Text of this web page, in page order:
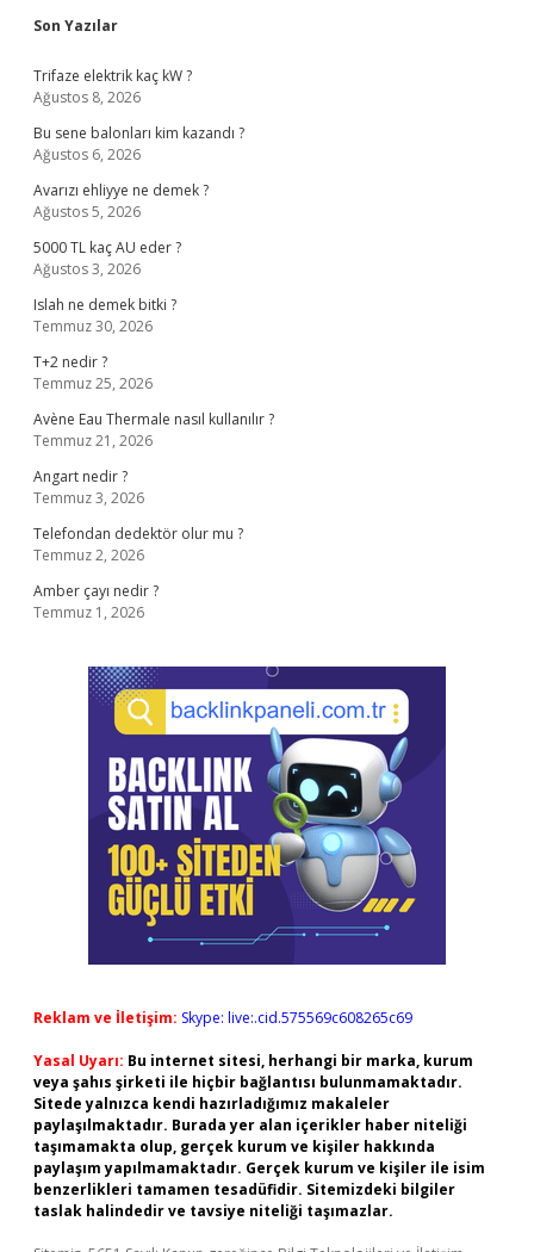
Sidebar
Son Yazılar
Trifaze elektrik kaç kW ?
Ağustos 8, 2026
Bu sene balonları kim kazandı ?
Ağustos 6, 2026
Avarızı ehliyye ne demek ?
Ağustos 5, 2026
5000 TL kaç AU eder ?
Ağustos 3, 2026
Islah ne demek bitki ?
Temmuz 30, 2026
T+2 nedir ?
Temmuz 25, 2026
Avène Eau Thermale nasıl kullanılır ?
Temmuz 21, 2026
Angart nedir ?
Temmuz 3, 2026
Telefondan dedektör olur mu ?
Temmuz 2, 2026
Amber çayı nedir ?
Temmuz 1, 2026
Reklam ve İletişim: Skype: live:.cid.575569c608265c69
Yasal Uyarı: Bu internet sitesi, herhangi bir marka, kurum
veya şahıs şirketi ile hiçbir bağlantısı bulunmamaktadır.
Sitede yalnızca kendi hazırladığımız makaleler
paylaşılmaktadır. Burada yer alan içerikler haber niteliği
taşımamakta olup, gerçek kurum ve kişiler hakkında
paylaşım yapılmamaktadır. Gerçek kurum ve kişiler ile isim
benzerlikleri tamamen tesadüfidir. Sitemizdeki bilgiler
taslak halindedir ve tavsiye niteliği taşımazlar.